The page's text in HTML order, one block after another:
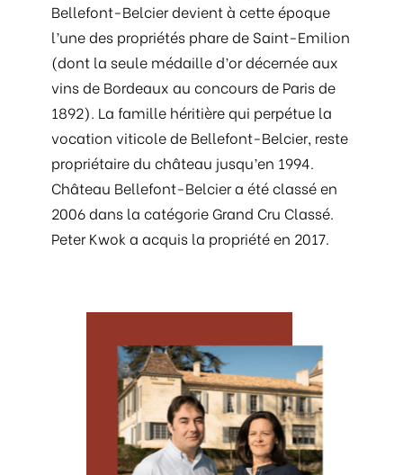
Bellefont-Belcier devient à cette époque
l’une des propriétés phare de Saint-Emilion
(dont la seule médaille d’or décernée aux
vins de Bordeaux au concours de Paris de
1892). La famille héritière qui perpétue la
vocation viticole de Bellefont-Belcier, reste
propriétaire du château jusqu’en 1994.
Château Bellefont-Belcier a été classé en
2006 dans la catégorie Grand Cru Classé.
Peter Kwok a acquis la propriété en 2017.